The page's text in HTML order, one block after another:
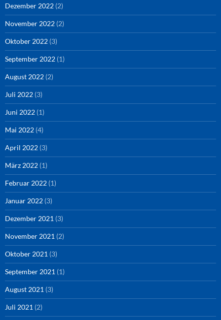
Dezember 2022 (2)
November 2022 (2)
Oktober 2022 (3)
September 2022 (1)
August 2022 (2)
Juli 2022 (3)
Juni 2022 (1)
Mai 2022 (4)
April 2022 (3)
März 2022 (1)
Februar 2022 (1)
Januar 2022 (3)
Dezember 2021 (3)
November 2021 (2)
Oktober 2021 (3)
September 2021 (1)
August 2021 (3)
Juli 2021 (2)